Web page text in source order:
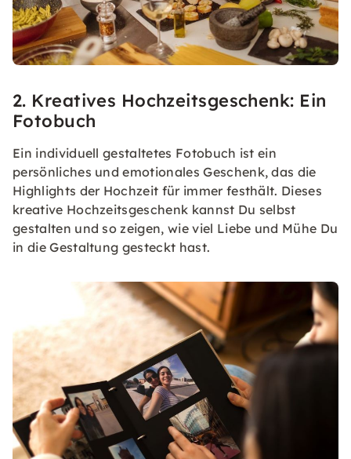
2. Kreatives Hochzeitsgeschenk: Ein
Fotobuch
Ein individuell gestaltetes Fotobuch ist ein
persönliches und emotionales Geschenk, das die
Highlights der Hochzeit für immer festhält. Dieses
kreative Hochzeitsgeschenk kannst Du selbst
gestalten und so zeigen, wie viel Liebe und Mühe Du
in die Gestaltung gesteckt hast.